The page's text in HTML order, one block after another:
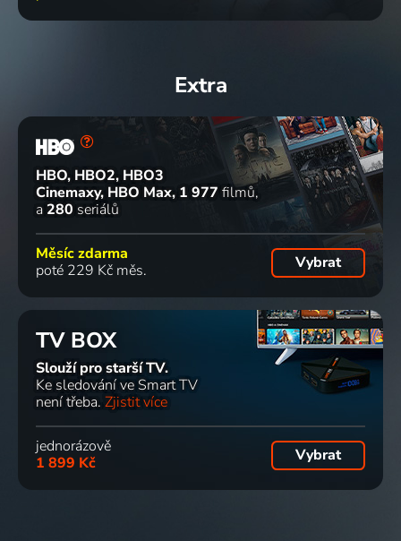
Extra
HBO, HBO2, HBO3
Cinemaxy, HBO Max 1 977 filmů
a 280 seriálů
Měsíc zdarma
poté 229 Kč měs.
Vybrat
TV BOX
Slouží pro starší TV.
Ke sledování ve Smart TV
není třeba. Zjistit více
jednorázově
1 899 Kč
Vybrat